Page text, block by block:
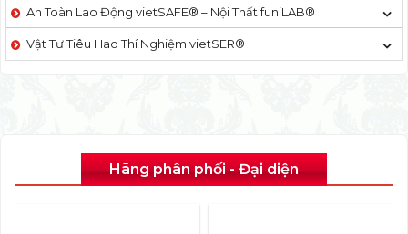
An Toàn Lao Động vietSAFE® – Nội Thất funiLAB®
Vật Tư Tiêu Hao Thí Nghiệm vietSER®
Hãng phân phối - Đại diện